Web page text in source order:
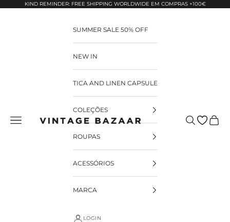
Pular para o conteúdo
KIND REMINDER: FREE SHIPPING WORLDWIDE EM COMPRAS +100€
Vintage Bazaar Pesquisar
SUMMER SALE 50% OFF
NEW IN
TICA AND LINEN CAPSULE
COLEÇÕES
ROUPAS
ACESSÓRIOS
MARCA
LOGIN